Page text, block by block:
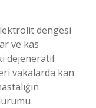
dengesi
ve kas
dejeneratif
vakalarda kan